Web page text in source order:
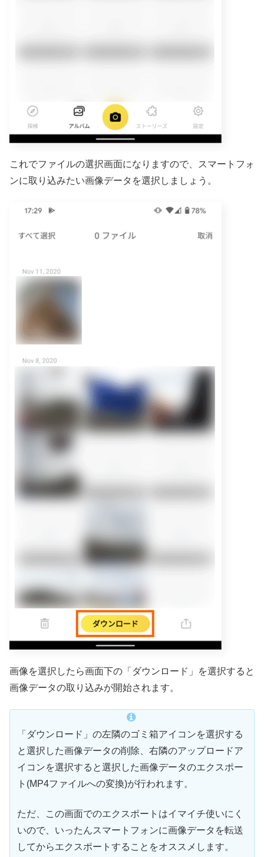
これでファイルの選択画面になりますので、スマートフォ
ンに取り込みたい画像データを選択しましょう。
画像を選択したら画面下の「ダウンロード」を選択すると
画像データの取り込みが開始されます。
「ダウンロード」の左隣のゴミ箱アイコンを選択する
と選択した画像データの削除、右隣のアップロードア
イコンを選択すると選択した画像データのエクスポー
ト(MP4ファイルへの変換)が行われます。
ただ、この画面でのエクスポートはイマイチ使いにく
いので、いったんスマートフォンに画像データを転送
してからエクスポートすることをオススメします。